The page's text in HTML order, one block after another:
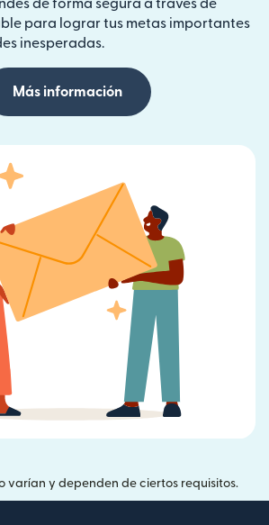
de forma segura a través de
para lograr tus metas importantes
inesperadas.
Más información
varían y dependen de ciertos requisitos.